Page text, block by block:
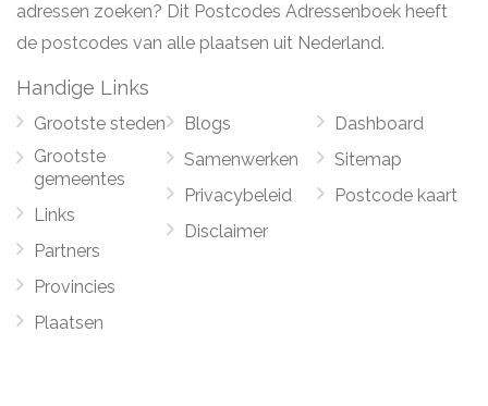
adressen zoeken? Dit Postcodes Adressenboek heeft
de postcodes van alle plaatsen uit Nederland.
Handige Links
Grootste steden
Grootste
gemeentes
Links
Partners
Provincies
Plaatsen
Blogs
Samenwerken
Privacybeleid
Disclaimer
Dashboard
Sitemap
Postcode kaart